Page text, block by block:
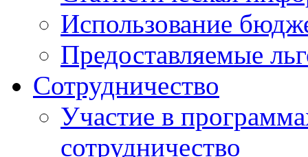
Использование
Предоставляемые
Сотрудничество
Участие в
сотрудничество